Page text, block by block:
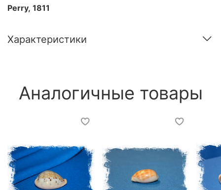
Perry, 1811
Характеристики
Аналогичные товары